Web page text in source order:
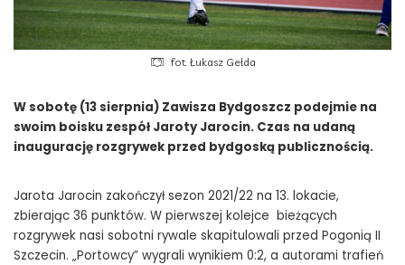
fot. Łukasz Gełda
W sobotę (13 sierpnia) Zawisza Bydgoszcz podejmie na
swoim boisku zespół Jaroty Jarocin. Czas na udaną
inaugurację rozgrywek przed bydgoską publicznością.
Jarota Jarocin zakończył sezon 2021/22 na 13. lokacie,
zbierając 36 punktów. W pierwszej kolejce bieżących
rozgrywek nasi sobotni rywale skapitulowali przed Pogonią II
Szczecin. „Portowcy” wygrali wynikiem 0:2, a autorami trafień